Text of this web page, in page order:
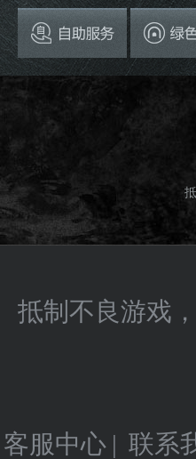
抵制不良游戏
客服中心 | 联系